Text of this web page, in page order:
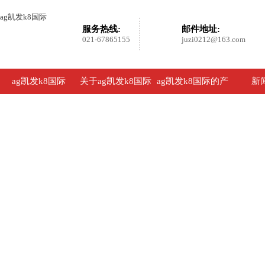
ag凯发k8国际
邮件地址:
juzi0212@163.com
服务热线:
021-67865155
ag凯发k8国际 关于ag凯发k8国际 ag凯发k8国际的产 新